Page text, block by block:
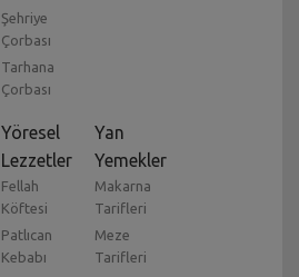
Şehriye
Çorbası
Tarhana
Çorbası
Yöresel
Lezzetler
Fellah
Köftesi
Patlıcan
Kebabı
Yan
Yemekler
Makarna
Tarifleri
Meze
Tarifleri